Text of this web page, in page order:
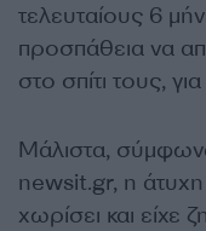
τελευταίους 6
προσπάθεια να
στο σπίτι τους,
Μάλιστα,
newsit.gr, η
χωρίσει και είχε